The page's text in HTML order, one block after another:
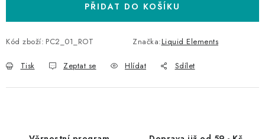
PŘIDAT DO KOŠÍKU
Kód zboží: PC2_01_ROT Značka:Liquid Elements
Tisk Zeptat se Hlídat Sdílet